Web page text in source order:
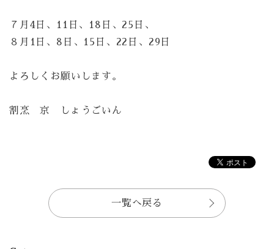
７月4日、11日、18日、25日、
８月1日、8日、15日、22日、29日
よろしくお願いします。
割烹 京 しょうごいん
一覧へ戻る